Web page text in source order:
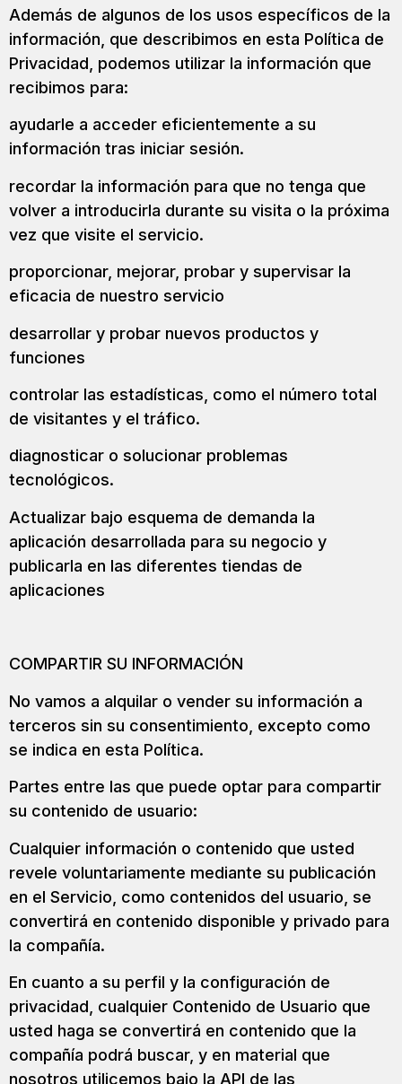
Además de algunos de los usos específicos de la
información, que describimos en esta Política de
Privacidad, podemos utilizar la información que
recibimos para:
ayudarle a acceder eficientemente a su
información tras iniciar sesión.
recordar la información para que no tenga que
volver a introducirla durante su visita o la próxima
vez que visite el servicio.
proporcionar, mejorar, probar y supervisar la
eficacia de nuestro servicio
desarrollar y probar nuevos productos y
funciones
controlar las estadísticas, como el número total
de visitantes y el tráfico.
diagnosticar o solucionar problemas
tecnológicos.
Actualizar bajo esquema de demanda la
aplicación desarrollada para su negocio y
publicarla en las diferentes tiendas de
aplicaciones
COMPARTIR SU INFORMACIÓN
No vamos a alquilar o vender su información a
terceros sin su consentimiento, excepto como
se indica en esta Política.
Partes entre las que puede optar para compartir
su contenido de usuario:
Cualquier información o contenido que usted
revele voluntariamente mediante su publicación
en el Servicio, como contenidos del usuario, se
convertirá en contenido disponible y privado para
la compañía.
En cuanto a su perfil y la configuración de
privacidad, cualquier Contenido de Usuario que
usted haga se convertirá en contenido que la
compañía podrá buscar, y en material que
nosotros utilicemos bajo la API de las